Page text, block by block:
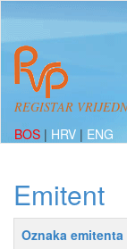
REGISTAR
BOS | HRV | ENG
Emitent
Oznaka emitenta